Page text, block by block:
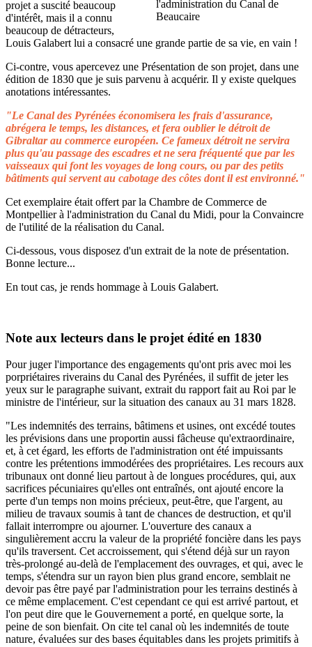
projet a suscité beaucoup
d'intérêt, mais il a connu
beaucoup de détracteurs,
Louis Galabert lui a consacré une grande partie de sa vie, en vain !
Ci-contre, vous apercevez une Présentation de son projet, dans une
édition de 1830 que je suis parvenu à acquérir. Il y existe quelques
anotations intéressantes.
"Le Canal des Pyrénées économisera les frais d'assurance,
abrégera le temps, les distances, et fera oublier le détroit de
Gibraltar au commerce européen. Ce fameux détroit ne servira
plus qu'au passage des escadres et ne sera fréquenté que par les
vaisseaux qui font les voyages de long cours, ou par des petits
bâtiments qui servent au cabotage des côtes dont il est environné."
Cet exemplaire était offert par la Chambre de Commerce de
Montpellier à l'administration du Canal du Midi, pour la Convaincre
de l'utilité de la réalisation du Canal.
Ci-dessous, vous disposez d'un extrait de la note de présentation.
Bonne lecture...
En tout cas, je rends hommage à Louis Galabert.
Note aux lecteurs dans le projet édité en 1830
Pour juger l'importance des engagements qu'ont pris avec moi les
porpriétaires riverains du Canal des Pyrénées, il suffit de jeter les
yeux sur le paragraphe suivant, extrait du rapport fait au Roi par le
ministre de l'intérieur, sur la situation des canaux au 31 mars 1828.
"Les indemnités des terrains, bâtimens et usines, ont excédé toutes
les prévisions dans une proportin aussi fâcheuse qu'extraordinaire,
et, à cet égard, les efforts de l'administration ont été impuissants
contre les prétentions immodérées des propriétaires. Les recours aux
tribunaux ont donné lieu partout à de longues procédures, qui, aux
sacrifices pécuniaires qu'elles ont entraînés, ont ajouté encore la
perte d'un temps non moins précieux, peut-être, que l'argent, au
milieu de travaux soumis à tant de chances de destruction, et qu'il
fallait interrompre ou ajourner. L'ouverture des canaux a
singulièrement accru la valeur de la propriété foncière dans les pays
qu'ils traversent. Cet accroissement, qui s'étend déjà sur un rayon
très-prolongé au-delà de l'emplacement des ouvrages, et qui, avec le
temps, s'étendra sur un rayon bien plus grand encore, semblait ne
devoir pas être payé par l'administration pour les terrains destinés à
ce même emplacement. C'est cependant ce qui est arrivé partout, et
l'on peut dire que le Gouvernement a porté, en quelque sorte, la
peine de son bienfait. On cite tel canal où les indemnités de toute
nature, évaluées sur des bases équitables dans les projets primitifs à